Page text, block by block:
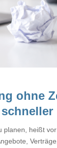
ohne
planen, heißt